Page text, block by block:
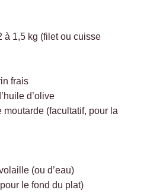
à 1,5 kg (filet ou cuisse
frais
d’olive
(facultatif, pour la
(ou d’eau)
le fond du plat)